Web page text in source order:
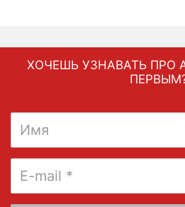
ХОЧЕШЬ УЗНАВАТЬ ПРО